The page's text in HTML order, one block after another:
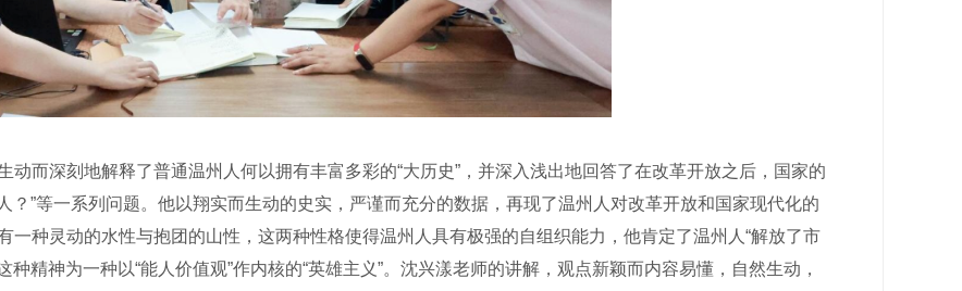
深刻地解释了普通温州人何以拥有丰富多彩的“大历史”，并深入浅出地回答了在改革开放之后，国家的
？”等一系列问题。他以翔实而生动的史实，严谨而充分的数据，再现了温州人对改革开放和国家现代化的
一种灵动的水性与抱团的山性，这两种性格使得温州人具有极强的自组织能力，他肯定了温州人“解放了市
种精神为一种以“能人价值观”作内核的“英雄主义”。沈兴漾老师的讲解，观点新颖而内容易懂，自然生动，